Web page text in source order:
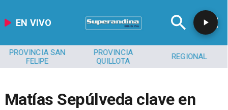
EN VIVO
PROVINCIA SAN
FELIPE
PROVINCIA
QUILLOTA
REGIONAL
Matías Sepúlveda clave en